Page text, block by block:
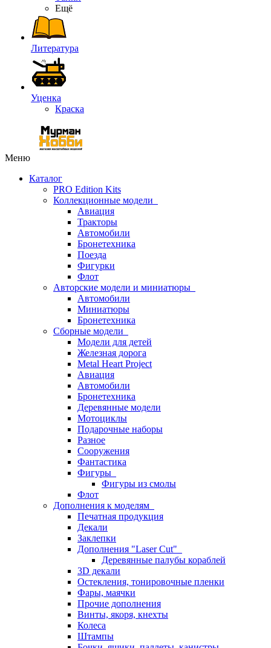
Ещё
Литература
Уценка
Краска
Меню
Каталог
PRO Edition Kits
Коллекционные модели
Авиация
Тракторы
Автомобили
Бронетехника
Поезда
Фигурки
Флот
Авторские модели и миниатюры
Автомобили
Миниатюры
Бронетехника
Сборные модели
Модели для детей
Железная дорога
Metal Heart Project
Авиация
Автомобили
Бронетехника
Деревянные модели
Мотоциклы
Подарочные наборы
Разное
Сооружения
Фантастика
Фигуры
Фигуры из смолы
Флот
Дополнения к моделям
Печатная продукция
Декали
Заклепки
Дополнения "Laser Cut"
Деревянные палубы кораблей
3D декали
Остекления, тонировочные пленки
Фары, маячки
Прочие дополнения
Винты, якоря, кнехты
Колеса
Штампы